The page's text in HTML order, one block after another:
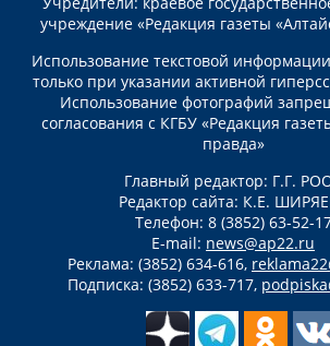
учреждение «Редакция газеты
Использование текстовой
только при указании активной
Использование фотографий
согласования с КГБУ «Редакция
правда»
Главный редактор: Г.Г.
Редактор сайта: К.Е.
Телефон: 8 (3852) 63-52-
E-mail: news@ap22.ru
Реклама: (3852) 634-616,
Подписка: (3852) 633-717,